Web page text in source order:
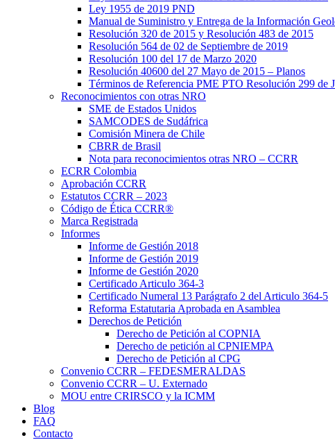
Ley 1955 de 2019 PND
Manual de Suministro y Entrega de la Información
Resolución 320 de 2015 y Resolución 483 de 2015
Resolución 564 de 02 de Septiembre de 2019
Resolución 100 del 17 de Marzo 2020
Resolución 40600 del 27 Mayo de 2015 – Planos
Términos de Referencia PME PTO Resolución 299 de
Reconocimientos con otras NRO
SME de Estados Unidos
SAMCODES de Sudáfrica
Comisión Minera de Chile
CBRR de Brasil
Nota para reconocimientos otras NRO – CCRR
ECRR Colombia
Aprobación CCRR
Estatutos CCRR – 2023
Código de Ética CCRR®
Marca Registrada
Informes
Informe de Gestión 2018
Informe de Gestión 2019
Informe de Gestión 2020
Certificado Articulo 364-3
Certificado Numeral 13 Parágrafo 2 del Articulo 364-5
Reforma Estatutaria Aprobada en Asamblea
Derechos de Petición
Derecho de Petición al COPNIA
Derecho de petición al CPNIEMPA
Derecho de Petición al CPG
Convenio CCRR – FEDESMERALDAS
Convenio CCRR – U. Externado
MOU entre CRIRSCO y la ICMM
Blog
FAQ
Contacto